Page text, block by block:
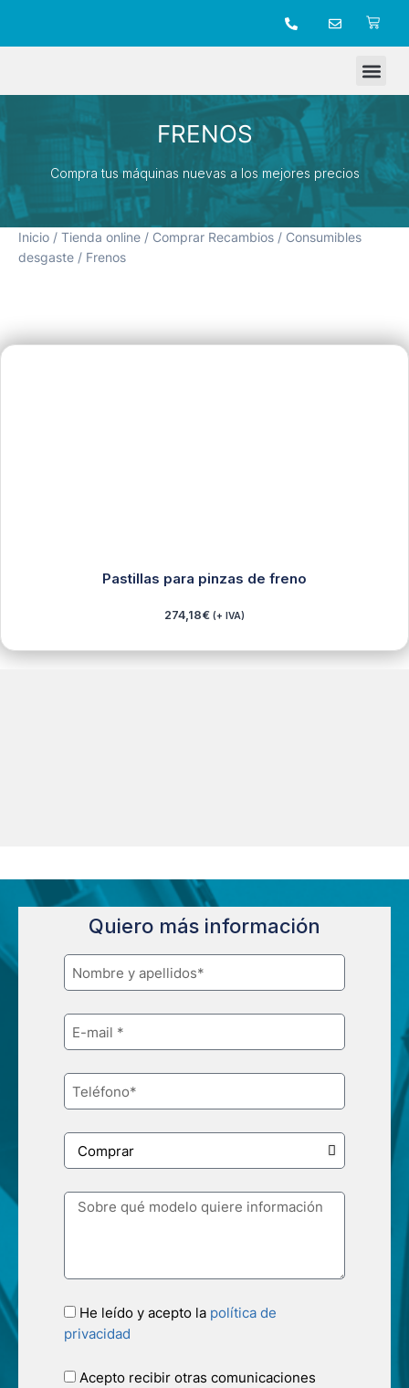
FRENOS
Compra tus máquinas nuevas a los mejores precios
Inicio / Tienda online / Comprar Recambios / Consumibles
desgaste / Frenos
Pastillas para pinzas de freno
274,18€ (+ IVA)
Quiero más información
He leído y acepto la política de
privacidad
Acepto recibir otras comunicaciones